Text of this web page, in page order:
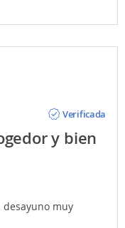
Verificada
y bien
muy